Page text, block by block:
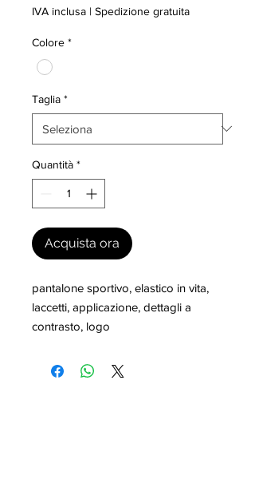
IVA inclusa | Spedizione gratuita
Colore *
Taglia *
Quantità *
Acquista ora
pantalone sportivo, elastico in vita,
laccetti, applicazione, dettagli a
contrasto, logo